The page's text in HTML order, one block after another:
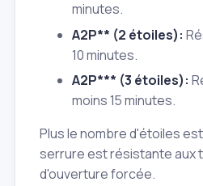
minutes.
A2P** (2 étoiles):
10 minutes.
A2P*** (3 étoiles):
moins 15 minutes.
Plus le nombre d'étoiles
serrure est résistante aux
d'ouverture forcée.